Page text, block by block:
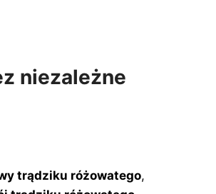
niezależne
trądziku różowatego,